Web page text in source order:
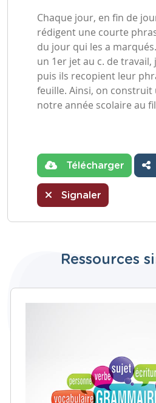
Chaque jour, en fin de
rédigent une courte
du jour qui les a
un 1er jet au c. de travail,
puis ils recopient leur
feuille. Ainsi, on
notre année scolaire au
Télécharger
Signaler
Ressources